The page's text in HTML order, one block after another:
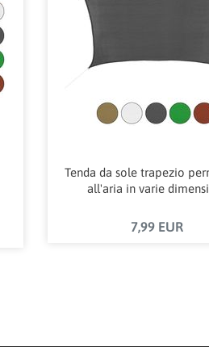
Tenda da sole trapezio
all'aria in varie
7,99 EUR